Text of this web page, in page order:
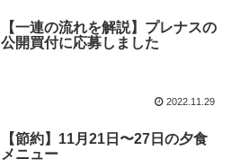
【一連の流れを解説】プレナスの
公開買付に応募しました
2022.11.29
【節約】11月21日〜27日の夕食
メニュー